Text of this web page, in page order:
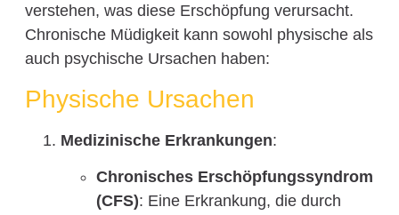
verstehen, was diese Erschöpfung verursacht.
Chronische Müdigkeit kann sowohl physische als
auch psychische Ursachen haben:
Physische Ursachen
Medizinische Erkrankungen:
Chronisches Erschöpfungssyndrom
(CFS): Eine Erkrankung, die durch